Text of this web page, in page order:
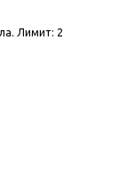
Лимит: 2